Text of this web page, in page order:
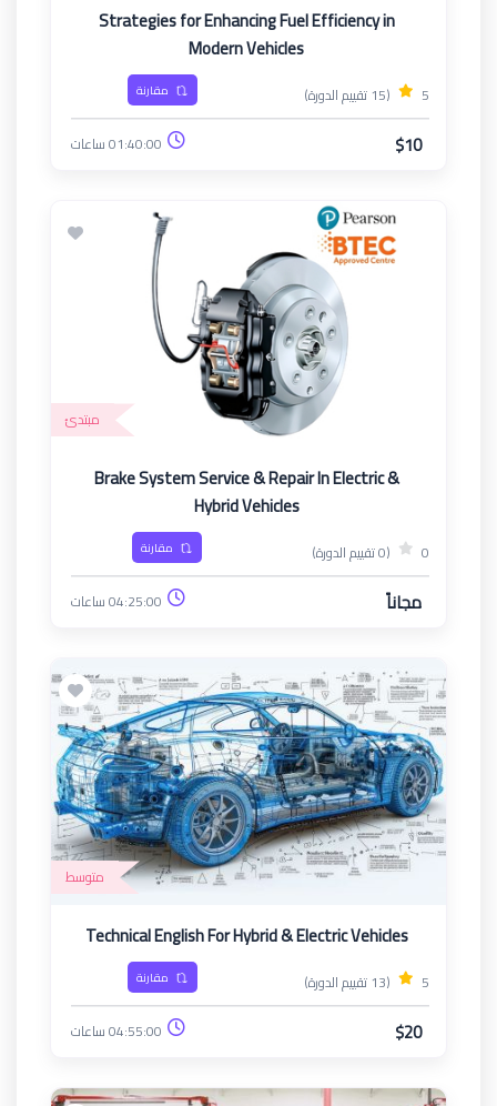
Strategies for Enhancing Fuel Efficiency in
Modern Vehicles
5 (15 تقييم الدورة) مقارنة
$10 01:40:00 ساعات
مبتدئ
Brake System Service & Repair In Electric &
Hybrid Vehicles
0 (0 تقييم الدورة) مقارنة
مجاناً 04:25:00 ساعات
متوسط
Technical English For Hybrid & Electric Vehicles
5 (13 تقييم الدورة) مقارنة
$20 04:55:00 ساعات